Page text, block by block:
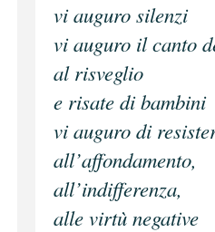
vi auguro silenzi
vi auguro il canto
al risveglio
e risate di bambini
vi auguro di
all’affondamento,
all’indifferenza,
alle virtù negative